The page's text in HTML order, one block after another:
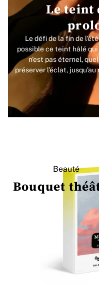
Le teint
Le défi de la fin de
possible ce teint hâlé
n'est pas éternel,
préserver l'éclat,
Beauté
Bouquet